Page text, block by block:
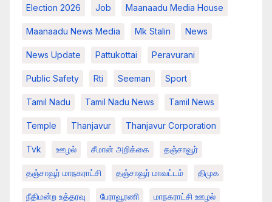
Election 2026 Job Maanaadu Media House
Maanaadu News Media Mk Stalin News
News Update Pattukottai Peravurani
Public Safety Rti Seeman Sport
Tamil Nadu Tamil Nadu News Tamil News
Temple Thanjavur Thanjavur Corporation
Tvk ஊழல் சீமான் அறிக்கை தஞ்சாவூர்
தஞ்சாவூர் மாநகராட்சி தஞ்சாவூர் மாவட்டம் திமுக
நீதிமன்ற உத்தரவு பேராவூரணி மாநகராட்சி ஊழல்